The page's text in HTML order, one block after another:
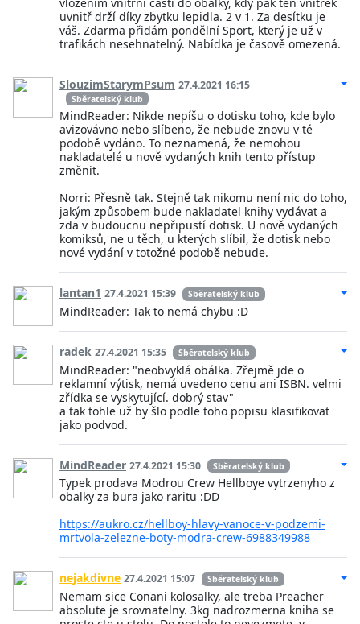
uvnitř drží díky zbytku lepidla. 2 v 1. Za desítku je
váš. Zdarma přidám pondělní Sport, který je už v
trafikách nesehnatelný. Nabídka je časově omezená.
SlouzimStarymPsum 27.4.2021 16:15
Sběratelský klub
MindReader: Nikde nepíšu o dotisku toho, kde bylo
avizovávno nebo slíbeno, že nebude znovu v té
podobě vydáno. To neznamená, že nemohou
nakladatelé u nově vydaných knih tento přístup
změnit.
Norri: Přesně tak. Stejně tak nikomu není nic do toho,
jakým způsobem bude nakladatel knihy vydávat a
zda v budoucnu nepřipustí dotisk. U nově vydaných
komiksů, ne u těch, u kterých slíbil, že dotisk nebo
nové vydání v totožné podobě nebude.
lantan1 27.4.2021 15:39 Sběratelský klub
MindReader: Tak to nemá chybu :D
radek 27.4.2021 15:35 Sběratelský klub
MindReader: "neobvyklá obálka. Zřejmě jde o
reklamní výtisk, nemá uvedeno cenu ani ISBN. velmi
zřídka se vyskytující. dobrý stav"
a tak tohle už by šlo podle toho popisu klasifikovat
jako podvod.
MindReader 27.4.2021 15:30 Sběratelský klub
Typek prodava Modrou Crew Hellboye vytrzenyho z
obalky za bura jako raritu :DD
https://aukro.cz/hellboy-hlavy-vanoce-v-podzemi-
mrtvola-zelezne-boty-modra-crew-6988349988
nejakdivne 27.4.2021 15:07 Sběratelský klub
Nemam sice Conani kolosalky, ale treba Preacher
absolute je srovnatelny. 3kg nadrozmerna kniha se